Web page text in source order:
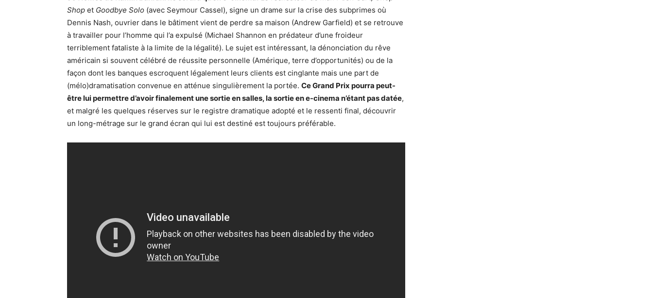
Shop et Goodbye Solo (avec Seymour Cassel), signe un drame sur la crise des subprimes où
Dennis Nash, ouvrier dans le bâtiment vient de perdre sa maison (Andrew Garfield) et se retrouve
à travailler pour l’homme qui l’a expulsé (Michael Shannon en prédateur d’une froideur
terriblement fataliste à la limite de la légalité). Le sujet est intéressant, la dénonciation du rêve
américain si souvent célébré de réussite personnelle (Amérique, terre d’opportunités) ou de la
façon dont les banques escroquent légalement leurs clients est cinglante mais une part de
(mélo)dramatisation convenue en atténue singulièrement la portée. Ce Grand Prix pourra peut-
être lui permettre d’avoir finalement une sortie en salles, la sortie en e-cinema n’étant pas datée,
et malgré les quelques réserves sur le registre dramatique adopté et le ressenti final, découvrir
un long-métrage sur le grand écran qui lui est destiné est toujours préférable.